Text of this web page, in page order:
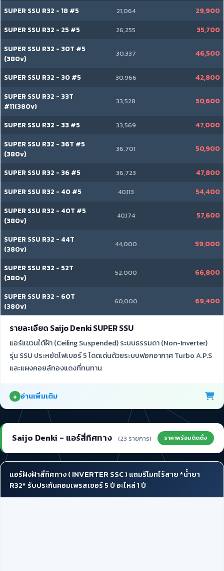
SUPER SSU R32 - 18 #5 21,064 29,900
SUPER SSU R32 - 25 #5 26,255 35,700
SUPER SSU R32 - 30T #5
(380v)
30,337 46,500
SUPER SSU R32 - 30 #5 30,966 42,800
SUPER SSU R32 - 33T
#11(380v)
33,528 50,600
SUPER SSU R32 - 33 #5 33,569 47,000
SUPER SSU R32 - 36T #5
(380v)
36,701 50,900
SUPER SSU R32 - 36 #5 36,723 47,800
SUPER SSU R32 - 40 #5 40,113 54,400
SUPER SSU R32 - 40T #5
(380v)
40,174 57,600
SUPER SSU R32 - 44T
(380v)
44,000 59,000
SUPER SSU R32 - 52T
(380v)
52,000 66,800
SUPER SSU R32 - 60T
(380v)
60,000 69,400
รายละเอียด Saijo Denki SUPER SSU
แอร์แขวนใต้ฝ้า (Ceiling Suspended) ระบบธรรมดา (Non-Inverter)
รุ่น SSU ประหยัดไฟเบอร์ 5 โดดเด่นด้วยระบบฟอกอากาศ Turbo A.P.S
และแผงคอยล์ทองแดงที่ทนทาน
อ่านเพิ่มเติม
Saijo Denki - แอร์สี่ทิศทาง (23 รายการ) ราคาพร้อมติดตั้ง
แอร์ฝังฝ้าสี่ทิศทาง ( INVERTER SSC ) แถมรีโมทไร้สาย *น้ำยา
R32* รับประกันคอมเพรสเซอร์ 5 ปี อะไหล่ 1 ปี